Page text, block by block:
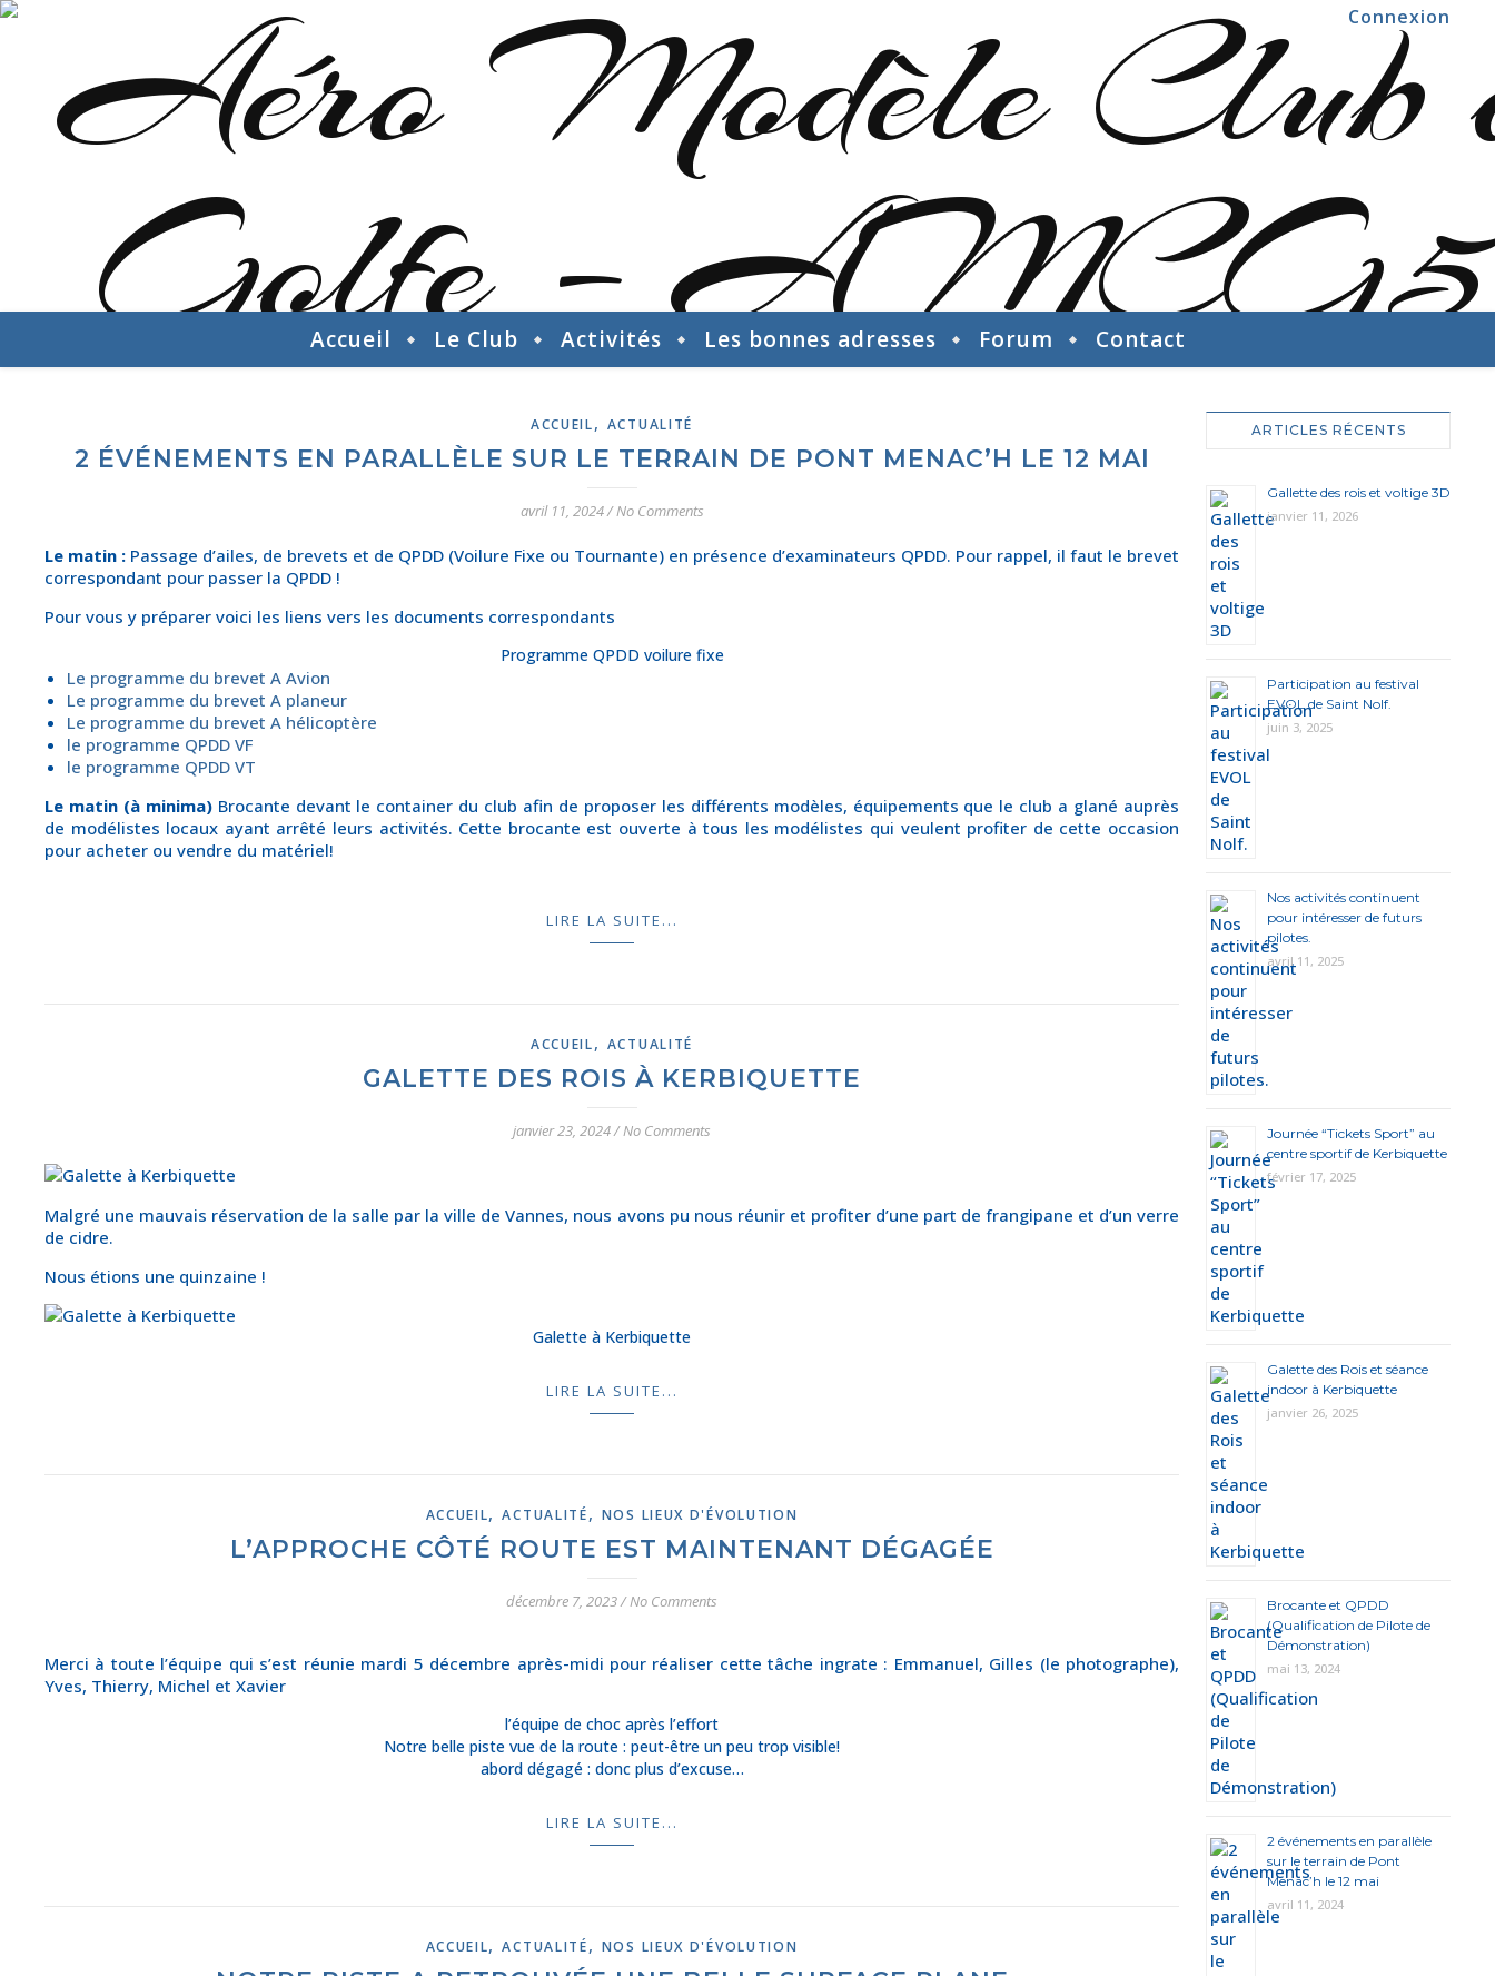
Connexion
Accueil Le Club Activités Les bonnes adresses Forum Contact
ACCUEIL, ACTUALITÉ
2 ÉVÉNEMENTS EN PARALLÈLE SUR LE TERRAIN DE PONT MENAC’H LE 12 MAI
avril 11, 2024/No Comments
Le matin : Passage d’ailes, de brevets et de QPDD (Voilure Fixe ou Tournante) en présence d’examinateurs QPDD. Pour rappel, il faut le brevet
correspondant pour passer la QPDD !
Pour vous y préparer voici les liens vers les documents correspondants
Programme QPDD voilure fixe
Le programme du brevet A Avion
Le programme du brevet A planeur
Le programme du brevet A hélicoptère
le programme QPDD VF
le programme QPDD VT
Le matin (à minima)Brocante devant le container du club afin de proposer les différents modèles, équipements que le club a glané auprès
de modélistes locaux ayant arrêté leurs activités. Cette brocante est ouverte à tous les modélistes qui veulent profiter de cette occasion
pour acheter ou vendre du matériel!
LIRE LA SUITE...
ACCUEIL, ACTUALITÉ
GALETTE DES ROIS À KERBIQUETTE
janvier 23, 2024/No Comments
Malgré une mauvais réservation de la salle par la ville de Vannes, nous avons pu nous réunir et profiter d’une part de frangipane et d’un verre
de cidre.
Nous étions une quinzaine !
Galette à Kerbiquette
LIRE LA SUITE...
ACCUEIL,ACTUALITÉ, NOS LIEUX D'ÉVOLUTION
L’APPROCHE CÔTÉ ROUTE EST MAINTENANT DÉGAGÉE
décembre 7, 2023/No Comments
Merci à toute l’équipe qui s’est réunie mardi 5 décembre après-midi pour réaliser cette tâche ingrate : Emmanuel, Gilles (le photographe),
Yves, Thierry, Michel et Xavier
l’équipe de choc après l’effort
Notre belle piste vue de la route : peut-être un peu trop visible!
abord dégagé : donc plus d’excuse…
LIRE LA SUITE...
ACCUEIL,ACTUALITÉ, NOS LIEUX D'ÉVOLUTION
ARTICLES RÉCENTS
Gallette des rois et voltige 3D
janvier 11, 2026
Participation au festival
EVOL de Saint Nolf.
juin 3, 2025
Nos activités continuent
pour intéresser de futurs
pilotes.
avril 11, 2025
Journée “Tickets Sport” au
centre sportif de Kerbiquette
février 17, 2025
Galette des Rois et séance
indoor à Kerbiquette
janvier 26, 2025
Brocante et QPDD
(Qualification de Pilote de
Démonstration)
mai 13, 2024
2 événements en parallèle
sur le terrain de Pont
Menac’h le 12 mai
avril 11, 2024